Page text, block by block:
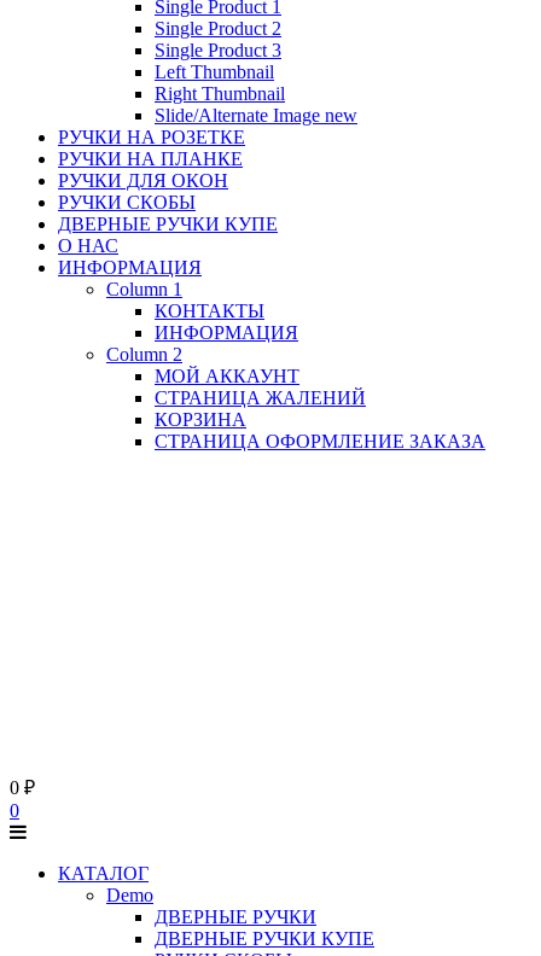
Single Product 1
Single Product 2
Single Product 3
Left Thumbnail
Right Thumbnail
Slide/Alternate Image new
РУЧКИ НА РОЗЕТКЕ
РУЧКИ НА ПЛАНКЕ
РУЧКИ ДЛЯ ОКОН
РУЧКИ СКОБЫ
ДВЕРНЫЕ РУЧКИ КУПЕ
О НАС
ИНФОРМАЦИЯ
Column 1
КОНТАКТЫ
ИНФОРМАЦИЯ
Column 2
МОЙ АККАУНТ
СТРАНИЦА ЖАЛЕНИЙ
КОРЗИНА
СТРАНИЦА ОФОРМЛЕНИЕ ЗАКАЗА
0 ₽
0
КАТАЛОГ
Demo
ДВЕРНЫЕ РУЧКИ
ДВЕРНЫЕ РУЧКИ КУПЕ